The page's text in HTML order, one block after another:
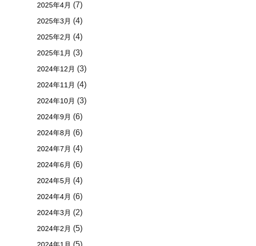
2025年4月 (7)
2025年3月 (4)
2025年2月 (4)
2025年1月 (3)
2024年12月 (3)
2024年11月 (4)
2024年10月 (3)
2024年9月 (6)
2024年8月 (6)
2024年7月 (4)
2024年6月 (6)
2024年5月 (4)
2024年4月 (6)
2024年3月 (2)
2024年2月 (5)
(5)